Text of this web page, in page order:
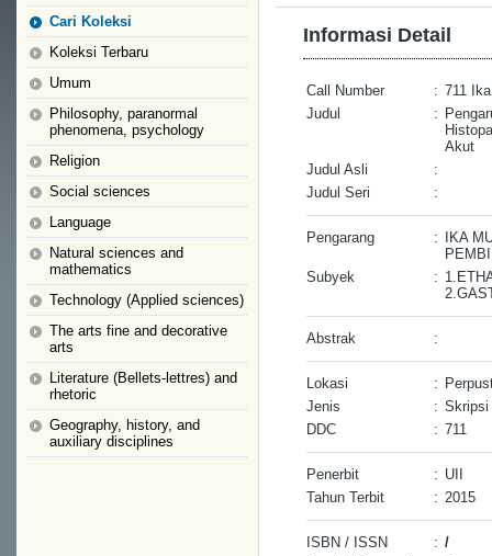
Cari Koleksi
Koleksi Terbaru
Umum
Philosophy, paranormal
phenomena, psychology
Religion
Social sciences
Language
Natural sciences and
mathematics
Technology (Applied sciences)
The arts fine and decorative
arts
Literature (Bellets-lettres) and
rhetoric
Geography, history, and
auxiliary disciplines
Informasi Detail
Call Number : 711
Judul
:
Akut
Judul Asli
:
Judul Seri
:
Pengarang :
IKA
Subyek
:
Abstrak :
Lokasi :
Jenis
: Skripsi
DDC
: 711
Penerbit : UII
Tahun Terbit
: 2015
ISBN / ISSN : /